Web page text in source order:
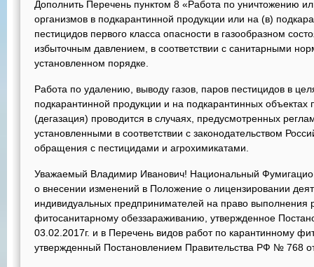
Дополнить Перечень пунктом 8 «Работа по уничтожению
организмов в подкарантинной продукции или на (в)
пестицидов первого класса опасности в газообразном
избыточным давлением, в соответствии с санитарными
установленном порядке.
Работа по удалению, выводу газов, паров пестицидов в
подкарантинной продукции и на подкарантинных
(дегазация) проводится в случаях, предусмотренных
установленными в соответствии с законодательством
обращения с пестицидами и агрохимикатами.
Уважаемый Владимир Иванович! Национальный
о внесении изменений в Положение о лицензировании
индивидуальных предпринимателей на право выполнения
фитосанитарному обеззараживанию, утвержденное
03.02.2017г. и в Перечень видов работ по карантинному
утвержденный Постановлением Правительства РФ № 768